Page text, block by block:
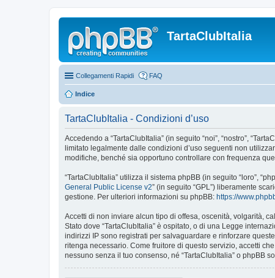
TartaClubItalia
Collegamenti Rapidi FAQ
Indice
TartaClubItalia - Condizioni d’uso
Accedendo a “TartaClubItalia” (in seguito “noi”, “nostro”,
limitato legalmente dalle condizioni d’uso seguenti non
modifiche, benché sia opportuno controllare con frequenza
“TartaClubItalia” utilizza il sistema phpBB (in seguito “loro”,
General Public License v2” (in seguito “GPL”) liberamente
gestione. Per ulteriori informazioni su phpBB: https://
Accetti di non inviare alcun tipo di offesa, oscenità, volgarità,
Stato dove “TartaClubItalia” è ospitato, o di una Legge
indirizzi IP sono registrati per salvaguardare e rinforzare
ritenga necessario. Come fruitore di questo servizio, accetti
nessuno senza il tuo consenso, né “TartaClubItalia” o phpBB